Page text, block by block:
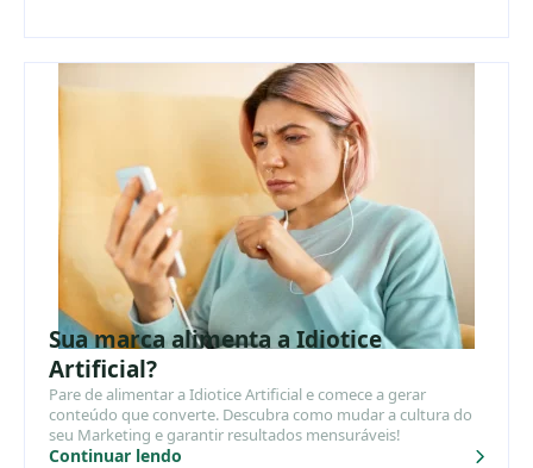
Sua marca alimenta a Idiotice
Artificial?
Pare de alimentar a Idiotice Artificial e comece a gerar
conteúdo que converte. Descubra como mudar a cultura do
seu Marketing e garantir resultados mensuráveis!
Continuar lendo